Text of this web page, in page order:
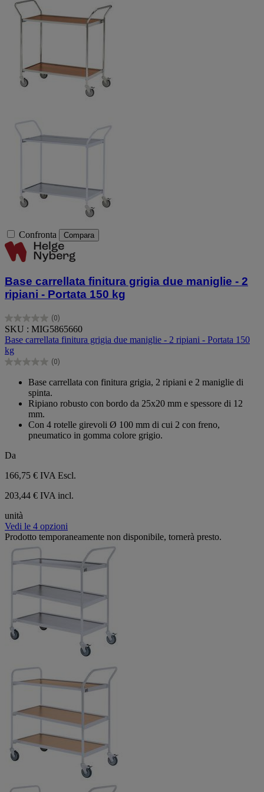
Confronta Compara
Base carrellata finitura grigia due maniglie - 2
ripiani - Portata 150 kg
(0)
0.0
su
5
stelle.
SKU : MIG5865660
Base carrellata finitura grigia due maniglie - 2 ripiani - Portata 150
kg
(0)
0.0
Base carrellata con finitura grigia, 2 ripiani e 2 maniglie di
spinta.
Ripiano robusto con bordo da 25x20 mm e spessore di 12
mm.
Con 4 rotelle girevoli Ø 100 mm di cui 2 con freno,
pneumatico in gomma colore grigio.
Da
166,75 € IVA Escl.
203,44 € IVA incl.
unità
Vedi le 4 opzioni
Prodotto temporaneamente non disponibile, tornerà presto.